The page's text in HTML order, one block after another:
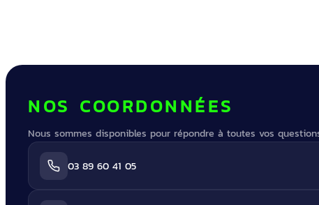
NOS COORDONNÉES
Nous sommes disponibles pour répondre à toutes vos
03 89 60 41 05